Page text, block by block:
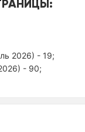
2026) - 19;
- 90;